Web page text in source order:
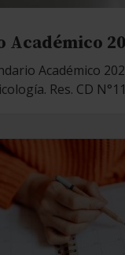
Académico
Académico
Res. CD